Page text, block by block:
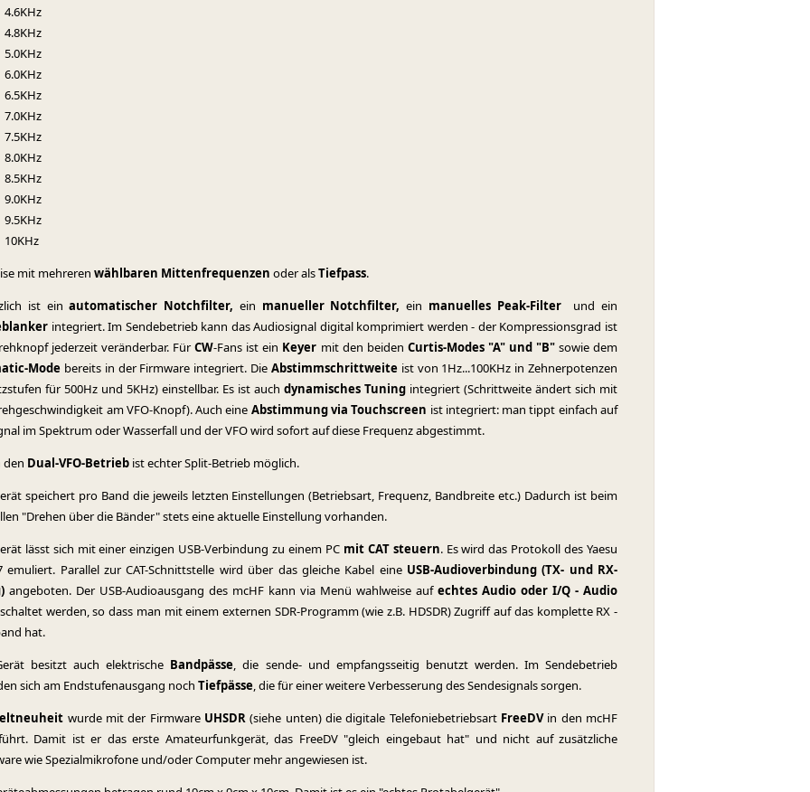
4.6KHz
4.8KHz
5.0KHz
6.0KHz
6.5KHz
7.0KHz
7.5KHz
8.0KHz
8.5KHz
9.0KHz
9.5KHz
10KHz
mit mehreren wählbaren Mittenfrequenzen oder alsTiefpass.
ist einautomatischer Notchfilter, ein manueller Notchfilter, ein manuelles Peak-Filter
und ein
integriert. Im Sendebetrieb kann das Audiosignal digital komprimiert werden - der Kompressionsgrad ist
jederzeit veränderbar. FürCW-Fans ist ein Keyer mit den beiden Curtis-Modes "A" und "B"sowie dem
Mode bereits in der Firmware integriert. Die Abstimmschrittweite ist von 1Hz...100KHz in Zehnerpotenzen
für 500Hz und 5KHz) einstellbar. Es ist auch dynamisches Tuning integriert (Schrittweite ändert sich mit
am VFO-Knopf). Auch eine Abstimmung via Touchscreen ist integriert: man tippt einfach auf
im Spektrum oder Wasserfall und der VFO wird sofort auf diese Frequenz abgestimmt.
den Dual-VFO-Betrieb ist echter Split-Betrieb möglich.
speichert pro Band die jeweils letzten Einstellungen (Betriebsart, Frequenz, Bandbreite etc.) Dadurch ist beim
"Drehen über die Bänder" stets eine aktuelle Einstellung vorhanden.
lässt sich mit einer einzigen USB-Verbindung zu einem PC mit CAT steuern. Es wird das Protokoll des Yaesu
emuliert. Parallel zur CAT-Schnittstelle wird über das gleiche Kabel eine USB-Audioverbindung (TX- und RX-
angeboten. Der USB-Audioausgang des mcHF kann via Menü wahlweise auf echtes Audio oder I/Q - Audio
werden, so dass man mit einem externen SDR-Programm (wie z.B. HDSDR) Zugriff auf das komplette RX -
hat.
besitzt auch elektrische Bandpässe, die sende- und empfangsseitig benutzt werden. Im Sendebetrieb
sich am Endstufenausgang noch Tiefpässe, die für einer weitere Verbesserung des Sendesignals sorgen.
wurde mit der Firmware UHSDR (siehe unten) die digitale Telefoniebetriebsart FreeDVin den mcHF
Damit ist er das erste Amateurfunkgerät, das FreeDV "gleich eingebaut hat" und nicht auf zusätzliche
wie Spezialmikrofone und/oder Computer mehr angewiesen ist.